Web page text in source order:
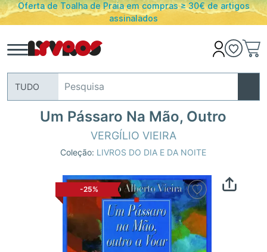
Oferta de Toalha de Praia em compras ≥ 30€ de artigos
assinalados
TUDO
Um Pássaro Na Mão, Outro
VERGÍLIO VIEIRA
Coleção: LIVROS DO DIA E DA NOITE
-25%